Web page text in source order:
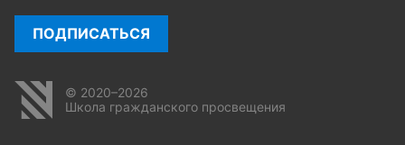
ПОДПИСАТЬСЯ
© 2020–2026
Школа гражданского просвещения